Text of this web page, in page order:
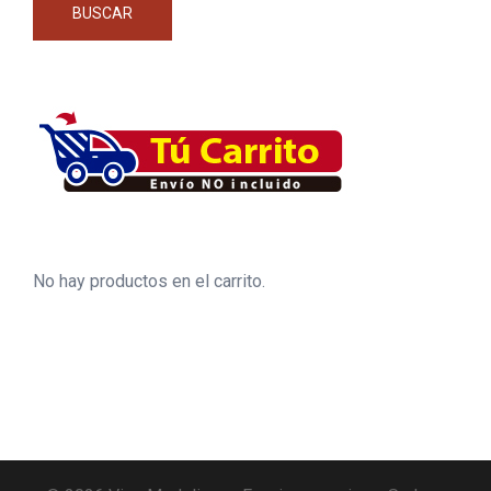
BUSCAR
No hay productos en el carrito.